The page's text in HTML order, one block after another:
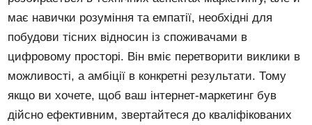
має навички розуміння та емпатії, необхідні для
побудови тісних відносин із споживачами в
цифровому просторі. Він вміє перетворити виклики в
можливості, а амбіції в конкретні результати. Тому
якщо ви хочете, щоб ваш інтернет-маркетинг був
дійсно ефективним, звертайтеся до кваліфікованих